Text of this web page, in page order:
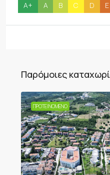
A+ A B C D E
Παρόμοιες
ΠΡΟΤΕΙΝΌΜΕΝΟ